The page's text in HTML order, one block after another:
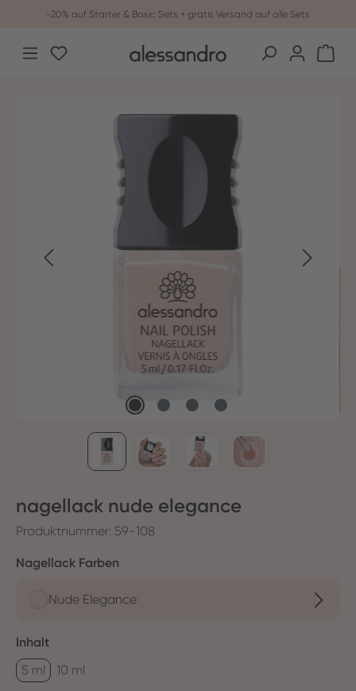
Zum Hauptinhalt springen
-20% auf Starter & Basic Sets + gratis Versand auf alle Sets
Du hast 0 Produkte auf dem Merkzettel
nagellack nude elegance
Produktnummer: 59-108
Nagellack Farben
Nude Elegance
Inhaltauswählen
5 ml
10 ml